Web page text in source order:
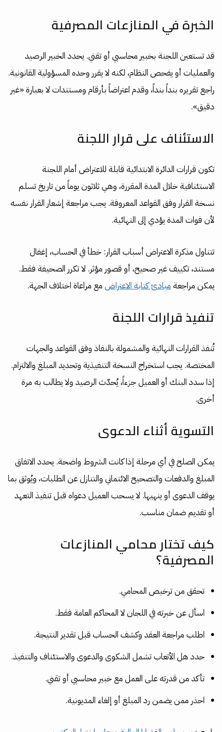
الخبرة في المنازعات المصرفية
قد تستعين اللجنة بخبير محاسبي أو تقني. يحدد الخبير الرصيد
والعمليات أو يفحص النظام، لكنه لا يقرر وحده المسؤولية القانونية.
راجع تقريره بنداً بنداً، وقدم اعتراضاً بأرقام ومستندات لا بعبارة «غير
دقيق».
الاستئناف على قرار اللجنة
تكون قرارات الدائرة الابتدائية قابلة للاعتراض أمام اللجنة
الاستئنافية خلال المدة المقررة، وهي ثلاثون يوماً من تاريخ تسلم
نسخة القرار وفق القواعد المعروفة. يجب مراجعة إشعار القرار نفسه
لأن فوات المدة يؤدي إلى النهائية.
تتناول مذكرة الاعتراض أسباب القرار: خطأ في الحساب، إغفال
مستند، تكييف غير صحيح، أو قصور مؤثر. لا تكرر الصحيفة فقط.
يمكن مراجعة مبادئ كتابة الاعتراض مع مراعاة اختلاف الجهة.
تنفيذ قرارات اللجنة
تُنفذ القرارات النهائية والمشمولة بالنفاذ وفق القواعد والجهات
المختصة. يجب استخراج النسخة التنفيذية وتحديد المبلغ والالتزام.
إذا سدد البنك أو العميل جزءاً، يُحدّث الرصيد ولا يطالب به مرة
أخرى.
التسوية أثناء الدعوى
يمكن الصلح في أي مرحلة إذا كانت الشروط واضحة. يحدد الاتفاق
المبلغ والدفعات والتصحيح الائتماني والتنازل عن الطلبات، ويُوثق بما
يوقف الدعوى أو ينهيها. لا يسحب العميل دعواه قبل تنفيذ التعهد
أو تقديم ضمان مناسب.
كيف تختار محامي المنازعات
المصرفية؟
تحقق من ترخيص المحامي.
اسأل عن خبرته في اللجان لا المحاكم العامة فقط.
اطلب مراجعة العقد وكشف الحساب قبل تقدير النتيجة.
حدد هل الأتعاب تشمل الشكوى والدعوى والاستئناف والتنفيذ.
تأكد من قدرته على العمل مع خبير محاسبي أو تقني.
احذر ممن يضمن رد المبلغ أو إلغاء المديونية.